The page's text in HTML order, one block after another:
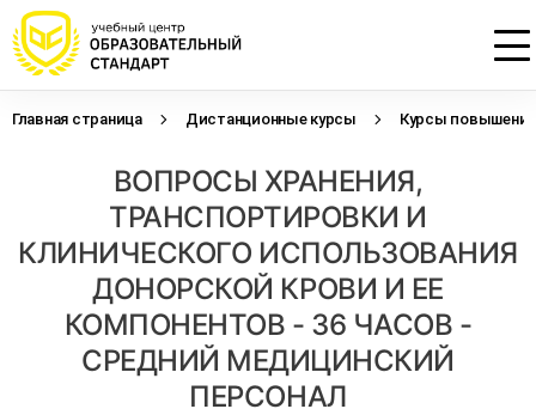
Главная страница Дистанционные курсы Курсы повышения
ВОПРОСЫ ХРАНЕНИЯ,
ТРАНСПОРТИРОВКИ И
КЛИНИЧЕСКОГО ИСПОЛЬЗОВАНИЯ
ДОНОРСКОЙ КРОВИ И ЕЕ
КОМПОНЕНТОВ - 36 ЧАСОВ -
СРЕДНИЙ МЕДИЦИНСКИЙ
ПЕРСОНАЛ
Оставьте свои данные, наши специалисты
свяжутся с Вами
Оставьте свои данные, наши специалисты
свяжутся с Вами
начислением баллов 14 ЗЕТ
Оставьте свои данные, наши специалисты
проконсультируют Вас